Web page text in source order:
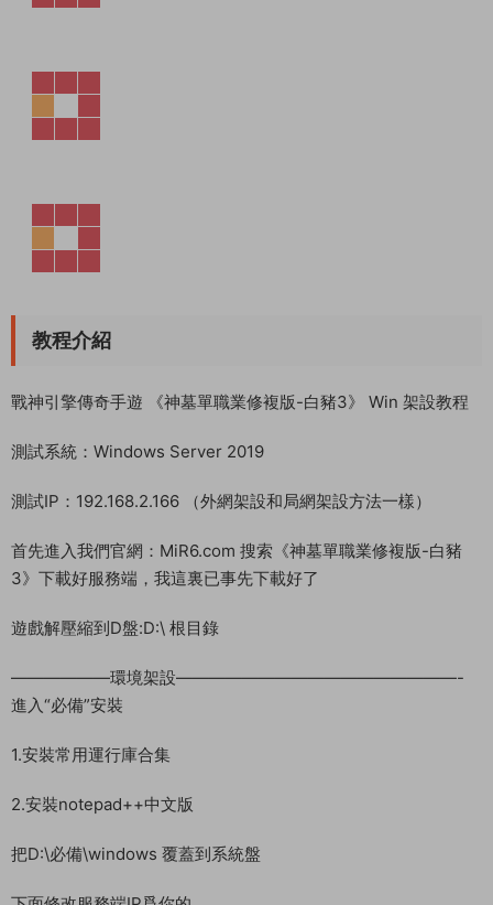
教程介紹
戰神引擎傳奇手遊 《神墓單職業修複版-白豬3》 Win 架設教程
測試系統：Windows Server 2019
測試IP：192.168.2.166 （外網架設和局網架設方法一樣）
首先進入我們官網：MiR6.com 搜索《神墓單職業修複版-白豬
3》下載好服務端，我這裏已事先下載好了
遊戲解壓縮到D盤:D:\ 根目錄
——————環境架設—————————————————-
進入“必備”安裝
1.安裝常用運行庫合集
2.安裝notepad++中文版
把D:\必備\windows 覆蓋到系統盤